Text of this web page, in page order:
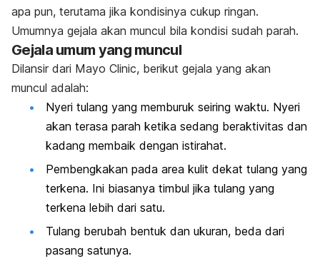
apa pun, terutama jika kondisinya cukup ringan.
Umumnya gejala akan muncul bila kondisi sudah parah.
Gejala umum yang muncul
Dilansir dari Mayo Clinic, berikut gejala yang akan
muncul adalah:
Nyeri tulang yang memburuk seiring waktu. Nyeri
akan terasa parah ketika sedang beraktivitas dan
kadang membaik dengan istirahat.
Pembengkakan pada area kulit dekat tulang yang
terkena. Ini biasanya timbul jika tulang yang
terkena lebih dari satu.
Tulang berubah bentuk dan ukuran, beda dari
pasang satunya.